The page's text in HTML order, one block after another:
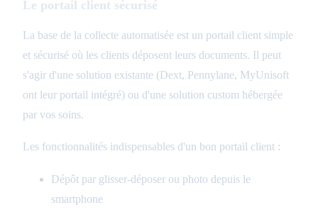
Le portail client sécurisé
La base de la collecte automatisée est un portail client simple
et sécurisé où les clients déposent leurs documents. Il peut
s'agir d'une solution existante (Dext, Pennylane, MyUnisoft
ont leur portail intégré) ou d'une solution custom hébergée
par vos soins.
Les fonctionnalités indispensables d'un bon portail client :
Dépôt par glisser-déposer ou photo depuis le
smartphone